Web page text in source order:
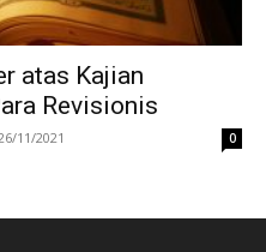
atas Kajian
Revisionis
11/2021 0